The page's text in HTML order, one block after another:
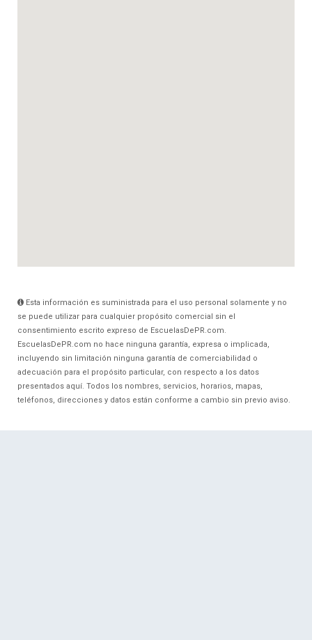
Esta información es suministrada para el uso personal solamente y no
se puede utilizar para cualquier propósito comercial sin el
consentimiento escrito expreso de EscuelasDePR.com.
EscuelasDePR.com no hace ninguna garantía, expresa o implicada,
incluyendo sin limitación ninguna garantía de comerciabilidad o
adecuación para el propósito particular, con respecto a los datos
presentados aquí. Todos los nombres, servicios, horarios, mapas,
teléfonos, direcciones y datos están conforme a cambio sin previo aviso.